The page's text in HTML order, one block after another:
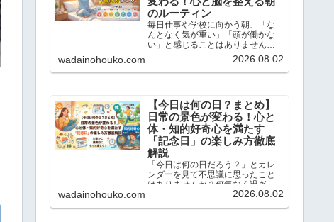
のルーティン
毎日仕事や学校に向かう朝、「な
んとなく気が重い」「頭が働かな
い」と感じることはありません
か？この記事では、忙しい現代人
のために、通勤・通学前のたった3
分でサクッと読めて、一日を前向
wadainohouko.com 2026.08.02
【今日は何の日？まとめ】
日常の景色が変わる！心と
体・知的好奇心を満たす
「記念日」の楽しみ方徹底
解説
「今日は何の日だろう？」とカレ
ンダーを見て不思議に思ったこと
はありませんか？何気なく過ぎて
いく毎日にも、実は先人たちの知
wadainohouko.com 2026.08.02